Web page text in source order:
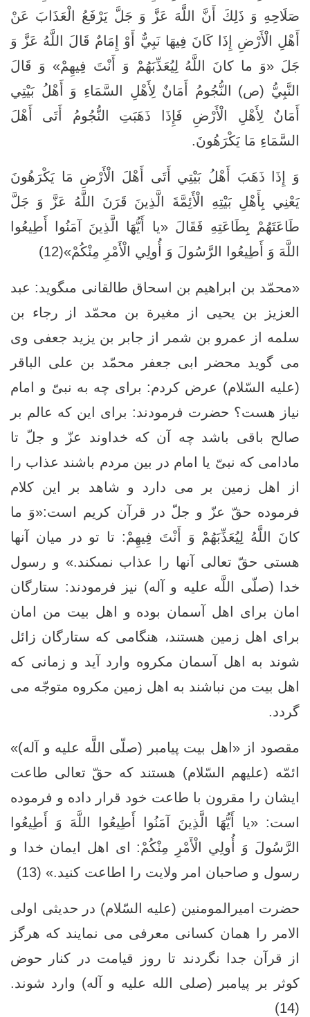
صَلَاحِهِ وَ ذَلِكَ أَنَّ اللَّهَ عَزَّ وَ جَلَّ يَرْفَعُ الْعَذَابَ عَنْ
أَهْلِ الْأَرْضِ إِذَا كَانَ فِيهَا نَبِيٌّ أَوْ إِمَامٌ قَالَ اللَّهُ عَزَّ وَ
جَلَ‏ «وَ ما كانَ اللَّهُ لِيُعَذِّبَهُمْ وَ أَنْتَ فِيهِمْ‏» وَ قَالَ
النَّبِيُّ (ص) النُّجُومُ أَمَانٌ لِأَهْلِ السَّمَاءِ وَ أَهْلُ بَيْتِي
أَمَانٌ لِأَهْلِ الْأَرْضِ فَإِذَا ذَهَبَتِ النُّجُومُ أَتَى أَهْلَ
السَّمَاءِ مَا يَكْرَهُونَ‏.
وَ إِذَا ذَهَبَ أَهْلُ بَيْتِي أَتَى أَهْلَ الْأَرْضِ مَا يَكْرَهُونَ
يَعْنِي بِأَهْلِ بَيْتِهِ الْأَئِمَّةَ الَّذِينَ قَرَنَ اللَّهُ عَزَّ وَ جَلَّ
طَاعَتَهُمْ بِطَاعَتِهِ فَقَالَ‏ «يا أَيُّهَا الَّذِينَ آمَنُوا أَطِيعُوا
اللَّهَ وَ أَطِيعُوا الرَّسُولَ وَ أُولِي الْأَمْرِ مِنْكُمْ‏»(12)
«محمّد بن ابراهيم بن اسحاق طالقانى مى‏گويد: عبد
العزيز بن يحيى از مغيرة بن محمّد از رجاء بن
سلمه از عمرو بن شمر از جابر بن يزيد جعفى وى
مى‏ گويد محضر ابى جعفر محمّد بن على الباقر
(علیه السّلام) عرض كردم: براى چه به نبىّ و امام
نياز هست؟ حضرت فرمودند: براى اين كه عالم بر
صالح باقى باشد چه آن كه خداوند عزّ و جلّ تا
مادامى كه نبىّ يا امام در بين مردم ‏باشند عذاب را
از اهل زمين بر مى ‏دارد و شاهد بر اين كلام
فرموده حقّ عزّ و جلّ در قرآن كريم است:«وَ ما
كانَ اللَّهُ لِيُعَذِّبَهُمْ وَ أَنْتَ فِيهِمْ‏: تا تو در ميان آنها
هستى حقّ تعالى آنها را عذاب نمى‏كند.» و رسول
خدا (صلّى اللَّه عليه و آله) نيز فرمودند: ستارگان
امان براى اهل آسمان بوده و اهل بيت من امان
براى اهل زمين هستند، هنگامى كه ستارگان زائل
شوند به اهل آسمان مكروه وارد آيد و زمانى كه
اهل بيت من نباشند به اهل زمين مكروه متوجّه مى‏
گردد.
مقصود از «اهل بيت پيامبر (صلّى اللَّه عليه و آله)»
ائمّه (عليهم السّلام) هستند كه حقّ تعالى طاعت
ايشان را مقرون با طاعت خود قرار داده و فرموده
است: «يا أَيُّهَا الَّذِينَ آمَنُوا أَطِيعُوا اللَّهَ وَ أَطِيعُوا
الرَّسُولَ وَ أُولِي الْأَمْرِ مِنْكُمْ‏: اى اهل ايمان خدا و
رسول و صاحبان امر ولايت را اطاعت كنيد.» (13)
حضرت امیرالمومنین (علیه السّلام) در حدیثی اولی
الامر را همان کسانی معرفی می نمایند که هرگز
از قرآن جدا نگردند تا روز قیامت در کنار حوض
کوثر بر پیامبر (صلی الله علیه و آله) وارد شوند.
(14)